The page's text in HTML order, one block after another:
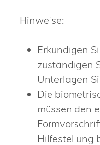
Hinweise:
Erkundigen
zuständigen
Unterlagen
Die
müssen den
Hilfestellung